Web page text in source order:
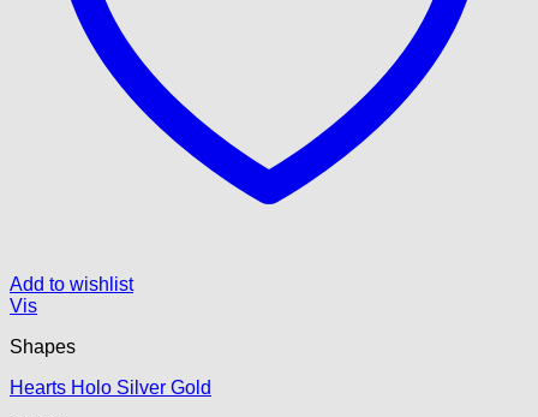
Add to wishlist
Vis
Shapes
Hearts Holo Silver Gold